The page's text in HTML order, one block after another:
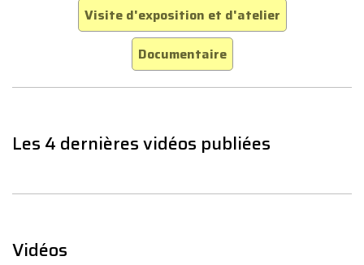
Visite d'exposition et d'atelier
Documentaire
Les 4 dernières vidéos publiées
Vidéos